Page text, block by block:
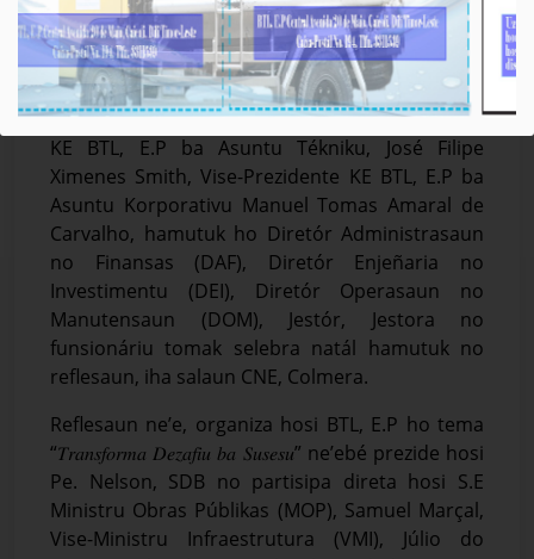
Média_BTL, E.P January-09-2026
𝐃𝐢́𝐥𝐢, 𝟎𝟗 𝐉𝐚𝐧𝐞𝐢𝐫𝐮 𝟐𝟎𝟐𝟔. Prezidente Komisaun
Ezekutiva (KE) Bee Timor-Leste,Empreza Públika
(BTL, E.P), Gustavo da Cruz ho Vise-Prezidente
KE BTL, E.P ba Asuntu Tékniku, José Filipe
Ximenes Smith, Vise-Prezidente KE BTL, E.P ba
Asuntu Korporativu Manuel Tomas Amaral de
Carvalho, hamutuk ho Diretór Administrasaun
no Finansas (DAF), Diretór Enjeñaria no
Investimentu (DEI), Diretór Operasaun no
Manutensaun (DOM), Jestór, Jestora no
funsionáriu tomak selebra natál hamutuk no
reflesaun, iha salaun CNE, Colmera.
Reflesaun ne’e, organiza hosi BTL, E.P ho tema
“𝑇𝑟𝑎𝑛𝑠𝑓𝑜𝑟𝑚𝑎 𝐷𝑒𝑧𝑎𝑓𝑖𝑢 𝑏𝑎 𝑆𝑢𝑠𝑒𝑠𝑢” ne’ebé prezide hosi
Pe. Nelson, SDB no partisipa direta hosi S.E
Ministru Obras Públikas (MOP), Samuel Marçal,
Vise-Ministru Infraestrutura (VMI), Júlio do